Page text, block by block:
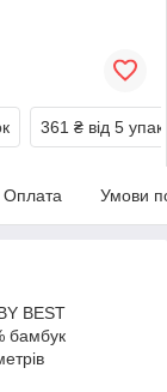
361 ₴ від 5
Оплата Умови
BEST
бамбук